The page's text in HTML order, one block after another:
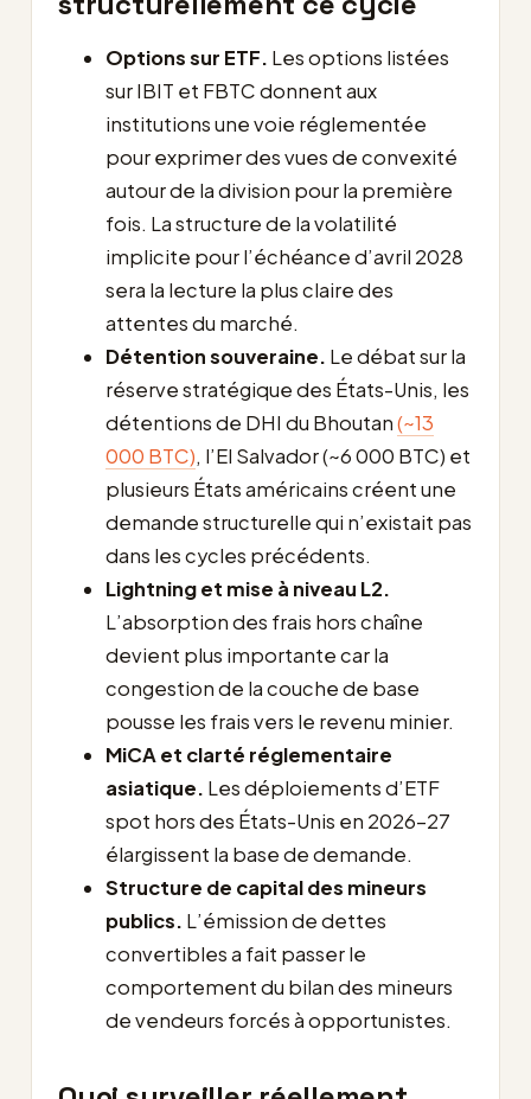
Options sur ETF. Les options listées
sur IBIT et FBTC donnent aux
institutions une voie réglementée
pour exprimer des vues de convexité
autour de la division pour la première
fois. La structure de la volatilité
implicite pour l’échéance d’avril 2028
sera la lecture la plus claire des
attentes du marché.
Détention souveraine. Le débat sur la
réserve stratégique des États-Unis, les
détentions de DHI du Bhoutan(~13
000 BTC), l’El Salvador (~6 000 BTC) et
plusieurs États américains créent une
demande structurelle qui n’existait pas
dans les cycles précédents.
Lightning et mise à niveau L2.
L’absorption des frais hors chaîne
devient plus importante car la
congestion de la couche de base
pousse les frais vers le revenu minier.
MiCA et clarté réglementaire
asiatique. Les déploiements d’ETF
spot hors des États-Unis en 2026-27
élargissent la base de demande.
Structure de capital des mineurs
publics. L’émission de dettes
convertibles a fait passer le
comportement du bilan des mineurs
de vendeurs forcés à opportunistes.